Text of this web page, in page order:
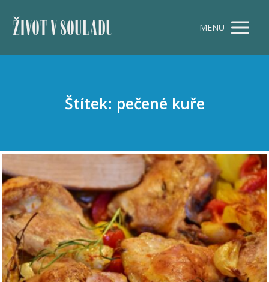
ŽIVOT V SOULADU MENU
Štítek: pečené kuře